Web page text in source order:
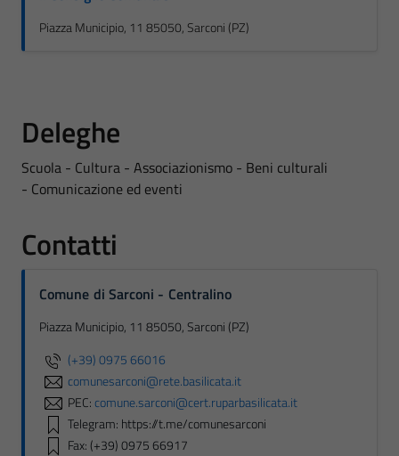
Piazza Municipio, 11 85050, Sarconi (PZ)
Deleghe
Scuola - Cultura - Associazionismo - Beni culturali
- Comunicazione ed eventi
Contatti
Comune di Sarconi - Centralino
Piazza Municipio, 11 85050, Sarconi (PZ)
(+39) 0975 66016
comunesarconi@rete.basilicata.it
PEC:comune.sarconi@cert.ruparbasilicata.it
Telegram: https://t.me/comunesarconi
Fax: (+39) 0975 66917